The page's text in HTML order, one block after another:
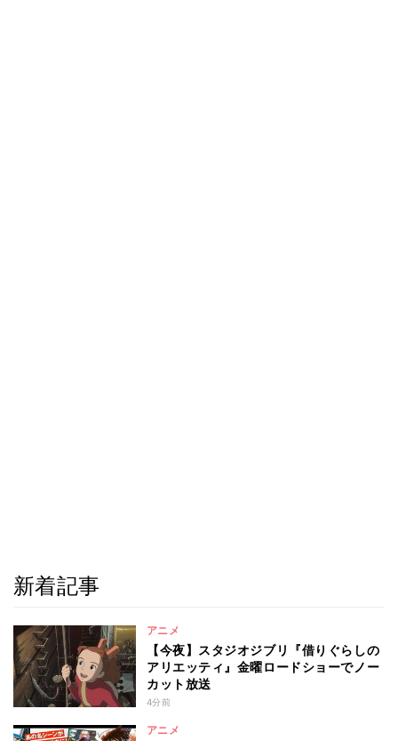
新着記事
アニメ
【今夜】スタジオジブリ『借りぐらしの
アリエッティ』金曜ロードショーでノー
カット放送
4分前
アニメ